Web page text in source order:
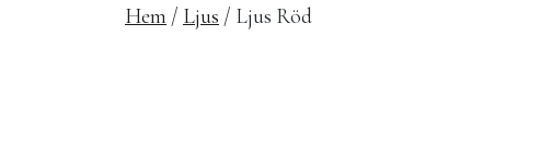
Hem / Ljus / Ljus Röd